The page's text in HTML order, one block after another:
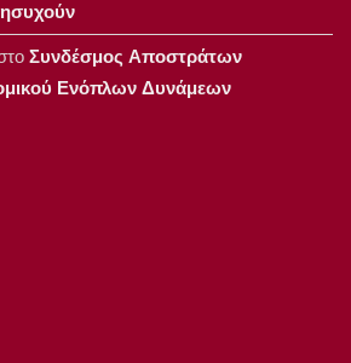
Συνδέσμος Αποστράτων
Ενόπλων Δυνάμεων